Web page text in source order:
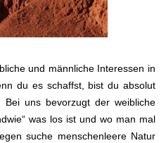
und männliche Interessen in
du es schaffst, bist du absolut
uns bevorzugt der weibliche
was los ist und wo man mal
suche menschenleere Natur